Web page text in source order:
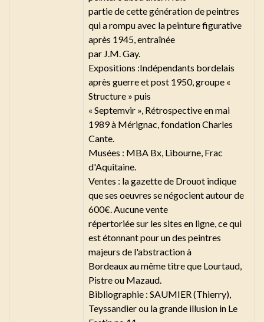
partie de cette génération de peintres
qui a rompu avec la peinture figurative
après 1945, entraînée
par J.M. Gay.
Expositions :Indépendants bordelais
après guerre et post 1950, groupe «
Structure » puis
« Septemvir », Rétrospective en mai
1989 à Mérignac, fondation Charles
Cante.
Musées : MBA Bx, Libourne, Frac
d'Aquitaine.
Ventes : la gazette de Drouot indique
que ses oeuvres se négocient autour de
600€. Aucune vente
répertoriée sur les sites en ligne, ce qui
est étonnant pour un des peintres
majeurs de l'abstraction à
Bordeaux au même titre que Lourtaud,
Pistre ou Mazaud.
Bibliographie : SAUMIER (Thierry),
Teyssandier ou la grande illusion in Le